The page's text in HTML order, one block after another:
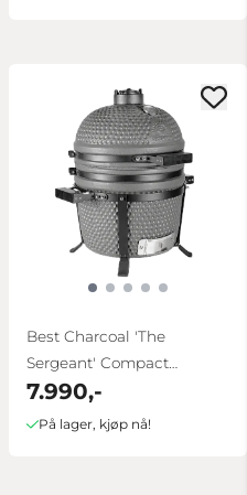
Best Charcoal 'The
Sergeant' Compact
Kamado
7.990,-
På lager, kjøp nå!